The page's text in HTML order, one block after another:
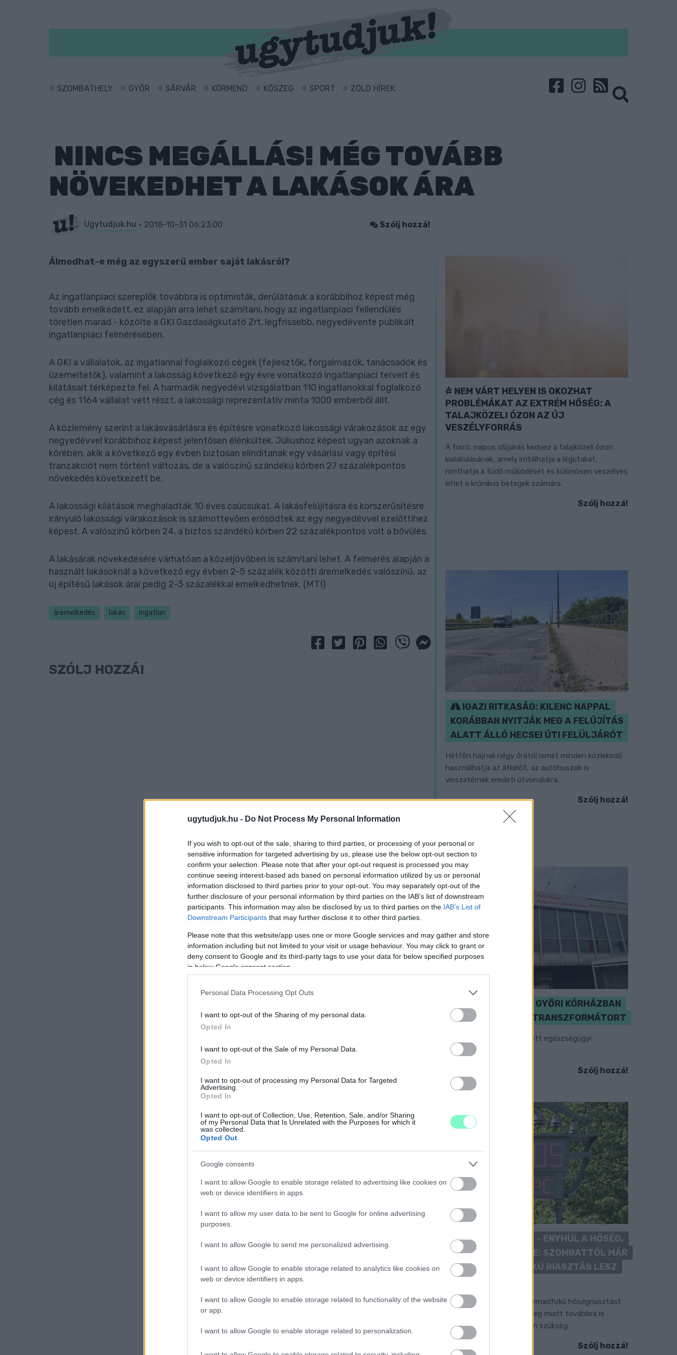
ugytudjuk.hu - Do Not Process My Personal Information
If you wish to opt-out of the sale, sharing to third parties, or processing of your personal or
sensitive information for targeted advertising by us, please use the below opt-out section to
confirm your selection. Please note that after your opt-out request is processed you may
continue seeing interest-based ads based on personal information utilized by us or personal
information disclosed to third parties prior to your opt-out. You may separately opt-out of the
further disclosure of your personal information by third parties on the IAB’s list of downstream
participants. This information may also be disclosed by us to third parties on the IAB’s List of
Downstream Participants that may further disclose it to other third parties.
Please note that this website/app uses one or more Google services and may gather and store
information including but not limited to your visit or usage behaviour. You may click to grant or
deny consent to Google and its third-party tags to use your data for below specified purposes
in below Google consent section.
Personal Data Processing Opt Outs
I want to opt-out of the Sharing of my personal data.
Opted In
I want to opt-out of the Sale of my Personal Data.
Opted In
I want to opt-out of processing my Personal Data for Targeted
Advertising.
Opted In
I want to opt-out of Collection, Use, Retention, Sale, and/or Sharing
of my Personal Data that Is Unrelated with the Purposes for which it
was collected.
Opted Out
Google consents
I want to allow Google to enable storage related to advertising like cookies on
web or device identifiers in apps.
I want to allow my user data to be sent to Google for online advertising
purposes.
I want to allow Google to send me personalized advertising.
I want to allow Google to enable storage related to analytics like cookies on
web or device identifiers in apps.
I want to allow Google to enable storage related to functionality of the website
or app.
I want to allow Google to enable storage related to personalization.
SZOMBATHELY GYŐR SÁRVÁR KÖRMEND KŐSZEG SPORT ZÖLD HÍREK
NINCS MEGÁLLÁS! MÉG TOVÁBB
NÖVEKEDHET A LAKÁSOK ÁRA
Ugytudjuk.hu 2018-10-31 06:23:00 Szólj hozzá!
Álmodhat-e még az egyszerű ember saját lakásról?
Az ingatlanpiaci szereplők továbbra is optimisták, derűlátásuk a korábbihoz képest még
tovább emelkedett, ez alapján arra lehet számítani, hogy az ingatlanpiaci fellendülés
töretlen marad - közölte a GKI Gazdaságkutató Zrt. legfrissebb, negyedévente publikált
ingatlanpiaci felmérésében.
A GKI a vállalatok, az ingatlannal foglalkozó cégek (fejlesztők, forgalmazók, tanácsadók és
üzemeltetők), valamint a lakosság következő egy évre vonatkozó ingatlanpiaci terveit és
kilátásait térképezte fel. A harmadik negyedévi vizsgálatban 110 ingatlanokkal foglalkozó
cég és 1164 vállalat vett részt, a lakossági reprezentatív minta 1000 emberből állt.
A közlemény szerint a lakásvásárlásra és építésre vonatkozó lakossági várakozások az egy
negyedévvel korábbihoz képest jelentősen élénkültek. Júliushoz képest ugyan azoknak a
körében, akik a következő egy évben biztosan elindítanak egy vásárlási vagy építési
tranzakciót nem történt változás, de a valószínű szándékú körben 27 százalékpontos
növekedés következett be.
A lakossági kilátások meghaladták 10 éves csúcsukat. A lakásfelújításra és korszerűsítésre
irányuló lakossági várakozások is számottevően erősödtek az egy negyedévvel ezelőttihez
képest. A valószínű körben 24, a biztos szándékú körben 22 százalékpontos volt a bővülés.
A lakásárak növekedésére várhatóan a közeljövőben is számítani lehet. A felmérés alapján a
használt lakásoknál a következő egy évben 2-5 százalék közötti áremelkedés valószínű, az
új építésű lakások árai pedig 2-3 százalékkal emelkedhetnek. (MTI)
áremelkedés lakás ingatlan
SZÓLJ HOZZÁ!
NEM VÁRT HELYEN IS OKOZHAT
PROBLÉMÁKAT AZ EXTRÉM HŐSÉG: A
TALAJKÖZELI ÓZON AZ ÚJ
VESZÉLYFORRÁS
A forró, napos időjárás kedvez a talajközeli ózon
kialakulásának, amely irritálhatja a légutakat,
ronthatja a tüdő működését és különösen veszélyes
lehet a krónikus betegek számára.
Szólj hozzá!
IGAZI RITKASÁG: KILENC NAPPAL
KORÁBBAN NYITJÁK MEG A FELÚJÍTÁS
ALATT ÁLLÓ HECSEI ÚTI FELÜLJÁRÓT
Hétfőn hajnali négy órától ismét minden közlekedő
használhatja az átkelőt, az autóbuszok is
visszatérnek eredeti útvonalukra.
Szólj hozzá!
KICSERÉLTÉK A GYŐRI KÓRHÁZBAN
MEGHIBÁSODOTT TRANSZFORMÁTORT
Megkezdték az elhalasztott egészségügyi
ellátásokat.
Szólj hozzá!
KÁNIKULA 2026 - ENYHÜL A HŐSÉG,
DE MÉG NINCS VÉGE: SZOMBATTÓL MÁR
“CSAK” MÁSODFOKÚ RIASZTÁS LESZ
A július vége óta tartó harmadfokú hőségriasztást
mérséklik, de a tartós meleg miatt továbbra is
fokozott óvatosságra van szükség.
Szólj hozzá!